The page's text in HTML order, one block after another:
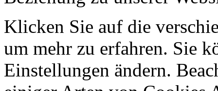
Klicken Sie auf die
um mehr zu erfahren. Sie
Einstellungen ändern.